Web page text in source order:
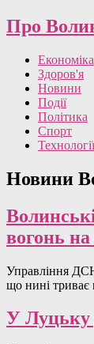
Про
Економіка
Здоров'я
Новини
Події
Політика
Спорт
Технології
Новини
вогонь
Управління
що нині триває
У Луцьку